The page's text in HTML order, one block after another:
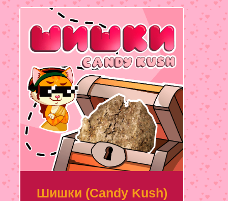
Шишки (Candy Kush)